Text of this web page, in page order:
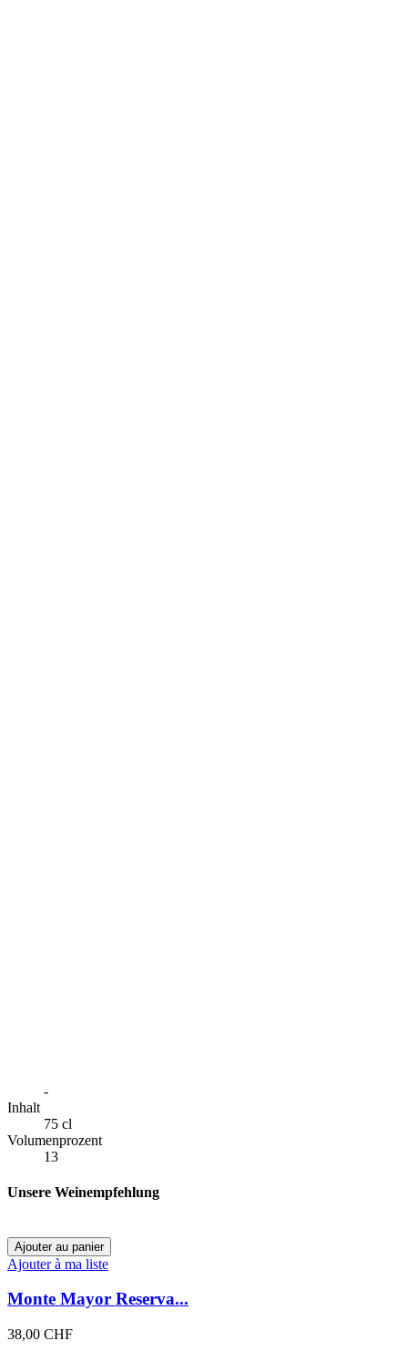
-
Inhalt
75 cl
Volumenprozent
13
Unsere Weinempfehlung
Ajouter au panier
Ajouter à ma liste
Monte Mayor Reserva...
38,00 CHF